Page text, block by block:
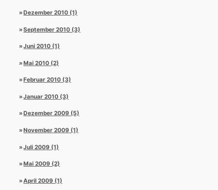
Dezember 2010 (1)
September 2010 (3)
Juni 2010 (1)
Mai 2010 (2)
Februar 2010 (3)
Januar 2010 (3)
Dezember 2009 (5)
November 2009 (1)
Juli 2009 (1)
Mai 2009 (2)
April 2009 (1)